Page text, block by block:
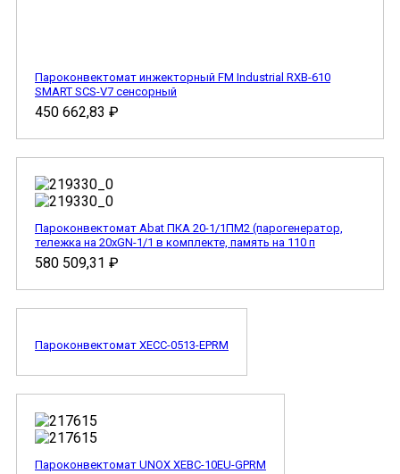
Пароконвектомат инжекторный FM Industrial RXB-610
SMART SCS-V7 сенсорный
450 662,83 ₽
Пароконвектомат Abat ПКА 20-1/1ПМ2 (парогенератор,
тележка на 20хGN-1/1 в комплекте, память на 110 п
580 509,31 ₽
Пароконвектомат XECC-0513-EPRM
Пароконвектомат UNOX XEBC-10EU-GPRM